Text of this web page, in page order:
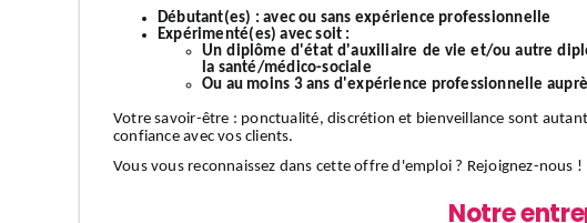
Débutant(es) :avec ou sans expérience professionnelle
Expérimenté(es) avec soit :
Un diplôme d'état d'auxiliaire de vie et/ou autre
la santé/médico-sociale
Ou au moins 3 ans d'expérience professionnelle
Votresavoir-être : ponctualité, discrétion et bienveillance sont
confiance avec vos clients.
Vous vous reconnaissez dans cette offre d'emploi ? Rejoignez-nous !
Notre